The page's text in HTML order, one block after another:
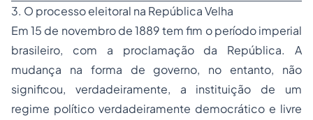
3. O processo eleitoral na República Velha
Em 15 de novembro de 1889 tem fim o período imperial
brasileiro, com a proclamação da República. A
mudança na forma de governo, no entanto, não
significou, verdadeiramente, a instituição de um
regime político verdadeiramente democrático e livre